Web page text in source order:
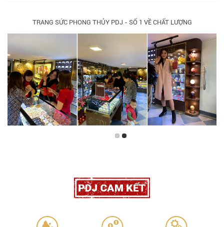
TRANG SỨC PHONG THỦY PDJ - SỐ 1 VỀ CHẤT LƯỢNG